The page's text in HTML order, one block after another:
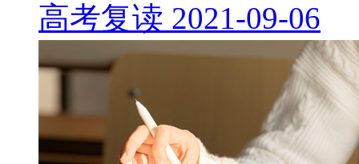
高考复读 2021-09-06